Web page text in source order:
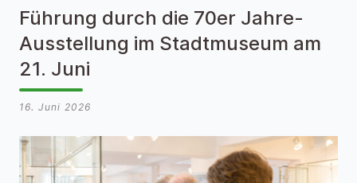
Führung durch die 70er Jahre-
Ausstellung im Stadtmuseum am
21. Juni
16. Juni 2026